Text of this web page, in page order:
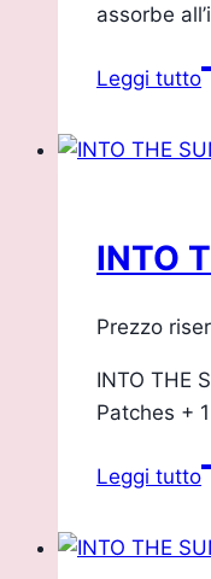
assorbe
Leggi tutto
INTO
Prezzo
INTO THE
Patches +
Leggi tutto